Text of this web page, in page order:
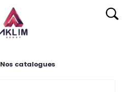
Nos catalogues